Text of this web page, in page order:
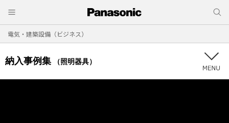
電気・建築設備（ビジネス）
納入事例集 （照明器具）